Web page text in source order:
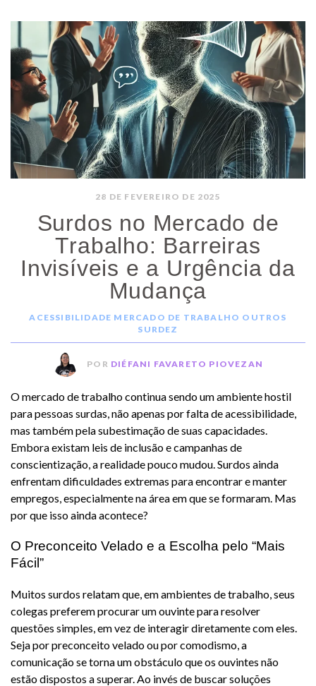
28 DE FEVEREIRO DE 2025
Surdos no Mercado de
Trabalho: Barreiras
Invisíveis e a Urgência da
Mudança
ACESSIBILIDADE MERCADO DE TRABALHO OUTROS
SURDEZ
POR DIÉFANI FAVARETO PIOVEZAN
O mercado de trabalho continua sendo um ambiente hostil
para pessoas surdas, não apenas por falta de acessibilidade,
mas também pela subestimação de suas capacidades.
Embora existam leis de inclusão e campanhas de
conscientização, a realidade pouco mudou. Surdos ainda
enfrentam dificuldades extremas para encontrar e manter
empregos, especialmente na área em que se formaram. Mas
por que isso ainda acontece?
O Preconceito Velado e a Escolha pelo “Mais
Fácil”
Muitos surdos relatam que, em ambientes de trabalho, seus
colegas preferem procurar um ouvinte para resolver
questões simples, em vez de interagir diretamente com eles.
Seja por preconceito velado ou por comodismo, a
comunicação se torna um obstáculo que os ouvintes não
estão dispostos a superar. Ao invés de buscar soluções